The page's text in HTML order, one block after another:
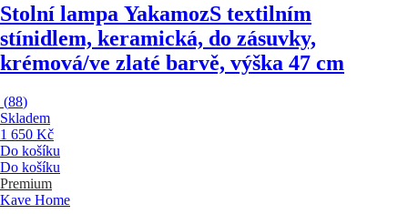
Stolní lampa YakamozS textilním
stínidlem, keramická, do zásuvky,
krémová/ve zlaté barvě, výška 47 cm
(88)
Skladem
1 650 Kč
Do košíku
Do košíku
Premium
Kave Home